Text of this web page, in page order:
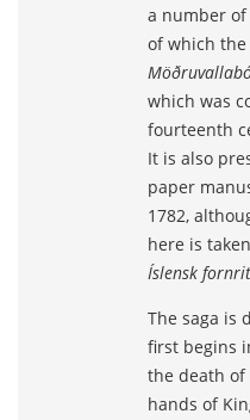
a number
of which
which was
fourteenth
It is also
paper
1782,
here is
Íslensk fornrit
The saga is
first begins
the death of
hands of